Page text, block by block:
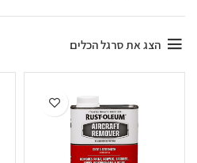
הצג את סרגל הכלים